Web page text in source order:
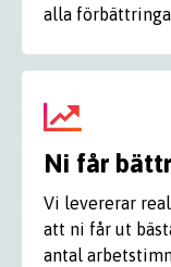
alla
Ni får
Vi levererar
att ni får ut
antal